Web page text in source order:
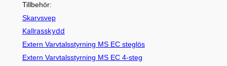
Tillbehör:
Skarvsvep
Kallrasskydd
Extern Varvtalsstyrning MS EC steglös
Extern Varvtalsstyrning MS EC 4-steg